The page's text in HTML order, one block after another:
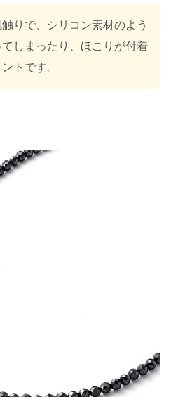
りで、シリコン素材のよう
しまったり、ほこりが付着
トです。